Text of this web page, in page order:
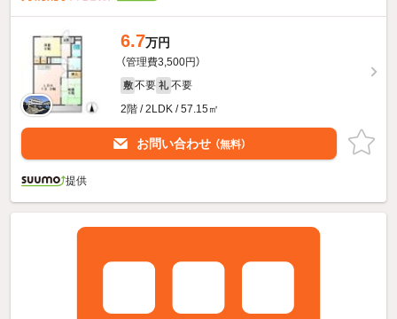
6.7万円
（管理費3,500円）
敷 不要 礼 不要
2階 / 2LDK / 57.15㎡
お問い合わせ （無料）
提供